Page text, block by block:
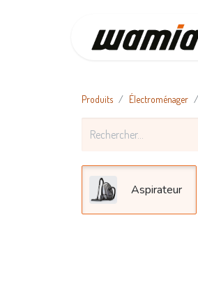
Produits Électroménager
Aspirateur